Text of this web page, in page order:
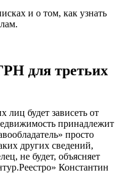
и о том, как узнать
для третьих
лиц будет зависеть от
принадлежит
просто
других сведений,
не будет, объясняет
Константин